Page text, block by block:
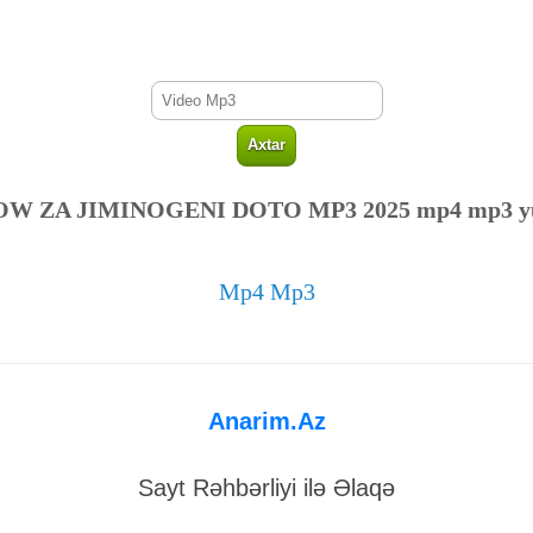
ZA JIMINOGENI DOTO MP3 2025 mp4 mp3
Mp4 Mp3
Anarim.Az
Sayt Rəhbərliyi ilə Əlaqə